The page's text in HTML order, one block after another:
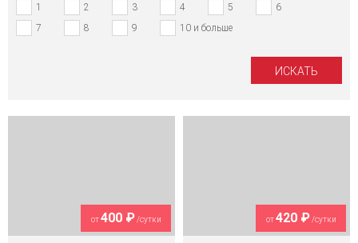
1
2 3 4 5
6
7
8 9 10 и больше
от400 ₽/сутки от420 ₽/сутки